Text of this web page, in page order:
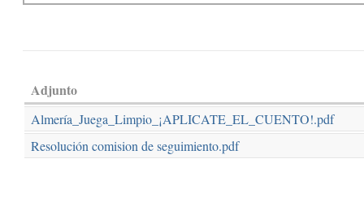
Adjunto
Almería_Juega_Limpio_¡APLICATE_EL_CUENTO!.pdf
Resolución comision de seguimiento.pdf